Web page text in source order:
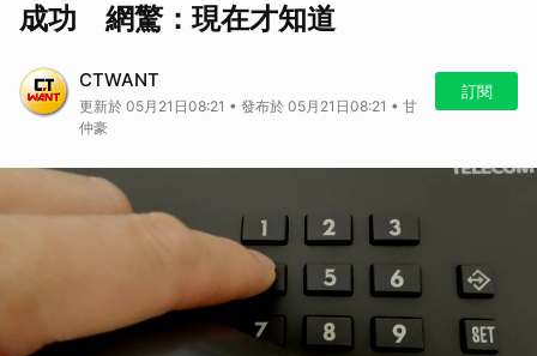
成功 網驚：現在才知道
CTWANT
更新於 05月21日08:21 • 發布於 05月21日08:21 • 甘
仲豪
訂閱